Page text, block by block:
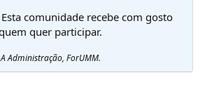
Esta comunidade recebe com gosto
quer participar.
A Administração, ForUMM.